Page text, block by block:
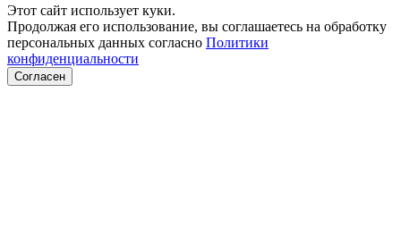
Этот сайт использует куки.
Продолжая его использование, вы соглашаетесь на обработку
персональных данных согласно Политики
конфиденциальности
Согласен